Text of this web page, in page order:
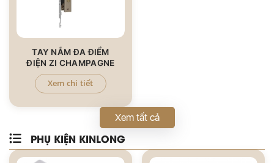
TAY NẮM ĐA ĐIỂM
ĐIỆN ZI CHAMPAGNE
Xem chi tiết
Xem tất cả
PHỤ KIỆN KINLONG